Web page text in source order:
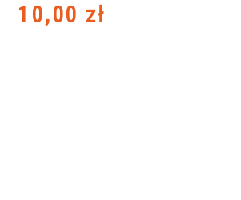
Cena
10,00 zł